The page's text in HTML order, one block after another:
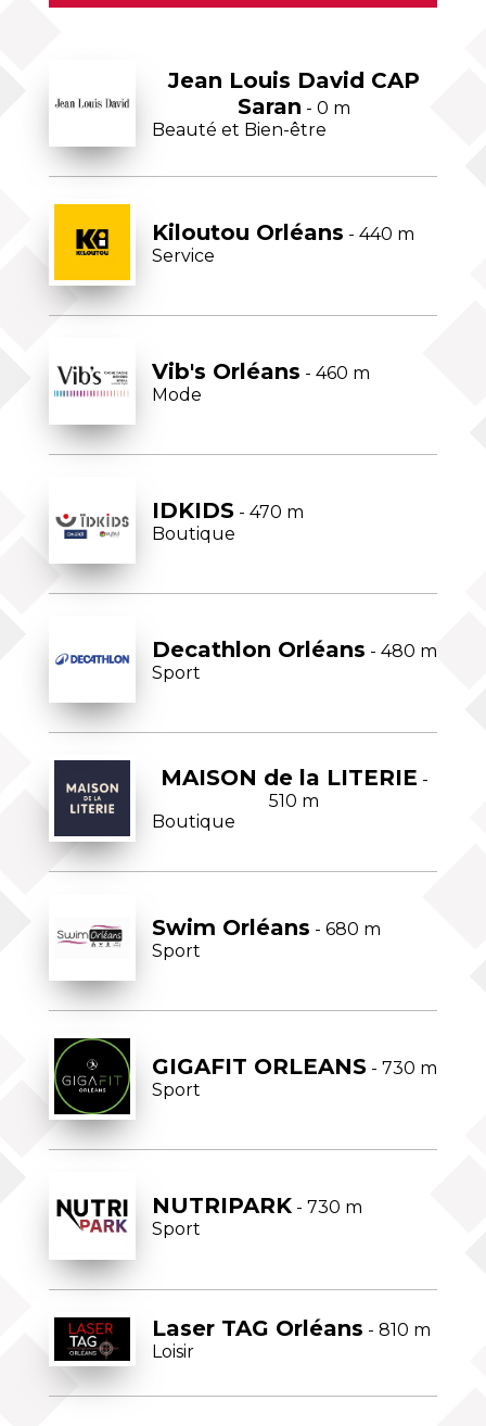
Jean Louis David CAP
Saran - 0 m
Beauté et Bien-être
Kiloutou Orléans - 440 m
Service
Vib's Orléans - 460 m
Mode
IDKIDS- 470 m
Boutique
Decathlon Orléans - 480 m
Sport
MAISON de la LITERIE -
510 m
Boutique
Swim Orléans - 680 m
Sport
GIGAFIT ORLEANS- 730 m
Sport
NUTRIPARK- 730 m
Sport
Laser TAG Orléans - 810 m
Loisir